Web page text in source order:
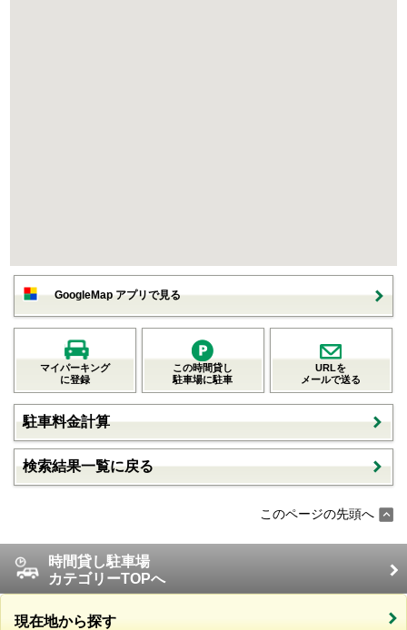
GoogleMap アプリで見る
マイパーキング
に登録
この時間貸し
駐車場に駐車
URLを
メールで送る
駐車料金計算
検索結果一覧に戻る
このページの先頭へ
時間貸し駐車場
カテゴリーTOPへ
現在地から探す